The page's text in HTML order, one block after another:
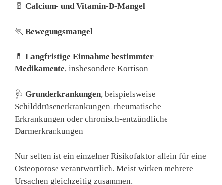
🥛 Calcium- und Vitamin-D-Mangel
🏃 Bewegungsmangel
💊 Langfristige Einnahme bestimmter
Medikamente, insbesondere Kortison
🩺 Grunderkrankungen, beispielsweise
Schilddrüsenerkrankungen, rheumatische
Erkrankungen oder chronisch-entzündliche
Darmerkrankungen
Nur selten ist ein einzelner Risikofaktor allein für eine
Osteoporose verantwortlich. Meist wirken mehrere
Ursachen gleichzeitig zusammen.